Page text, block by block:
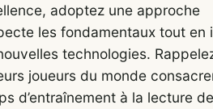
adoptez une approche
les fondamentaux tout en
technologies.
joueurs du monde
d’entraînement à la lecture